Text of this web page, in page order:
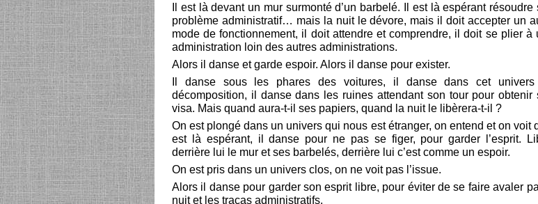
Il est là devant un mur surmonté d’un barbelé. Il est là espérant résoudre
problème administratif… mais la nuit le dévore, mais il doit accepter un
mode de fonctionnement, il doit attendre et comprendre, il doit se plier à
administration loin des autres administrations.
Alors il danse et garde espoir. Alors il danse pour exister.
Il danse sous les phares des voitures, il danse dans cet
décomposition, il danse dans les ruines attendant son tour pour obtenir
visa. Mais quand aura-t-il ses papiers, quand la nuit le libèrera-t-il ?
On est plongé dans un univers qui nous est étranger, on entend et on voit
est là espérant, il danse pour ne pas se figer, pour garder l’esprit.
derrière lui le mur et ses barbelés, derrière lui c’est comme un espoir.
On est pris dans un univers clos, on ne voit pas l’issue.
Alors il danse pour garder son esprit libre, pour éviter de se faire avaler
nuit et les tracas administratifs.